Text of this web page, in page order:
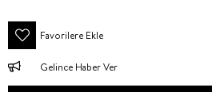
Favorilere Ekle
Gelince Haber Ver